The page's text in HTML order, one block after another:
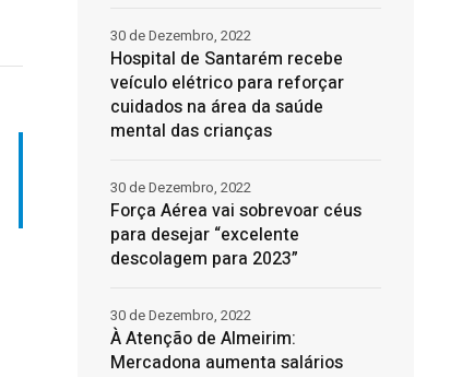
Hospital de Santarém recebe
veículo elétrico para reforçar
cuidados na área da saúde
mental das crianças
30 de Dezembro, 2022
Força Aérea vai sobrevoar céus
para desejar “excelente
descolagem para 2023”
30 de Dezembro, 2022
À Atenção de Almeirim:
Mercadona aumenta salários
30 de Dezembro, 2022